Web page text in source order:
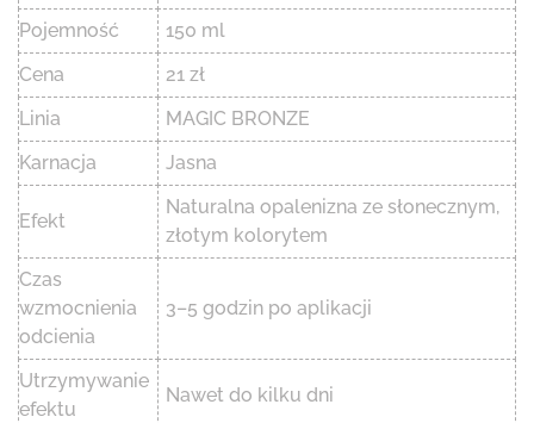
Pojemność
150 ml
Cena
21 zł
Linia
MAGIC BRONZE
Karnacja
Jasna
Efekt
Naturalna opalenizna ze słonecznym,
złotym kolorytem
Czas
wzmocnienia
odcienia
3–5 godzin po aplikacji
Utrzymywanie
efektu
Nawet do kilku dni